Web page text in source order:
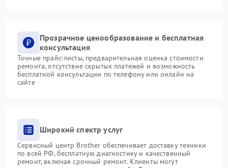
Прозрачное ценообразование и бесплатная
консультация
Точные прайс-листы, предварительная оценка стоимости
ремонта, отсутствие скрытых платежей и возможность
бесплатной консультации по телефону или онлайн на
сайте
Широкий спектр услуг
Сервисный центр Brother обеспечивает доставку техники
по всей РФ, бесплатную диагностику и качественный
ремонт, включая срочный ремонт. Клиенты могут